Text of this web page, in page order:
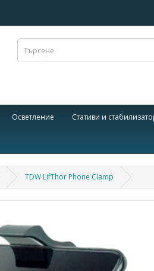
Осветление Стативи и
TDW LifThor Phone Clamp